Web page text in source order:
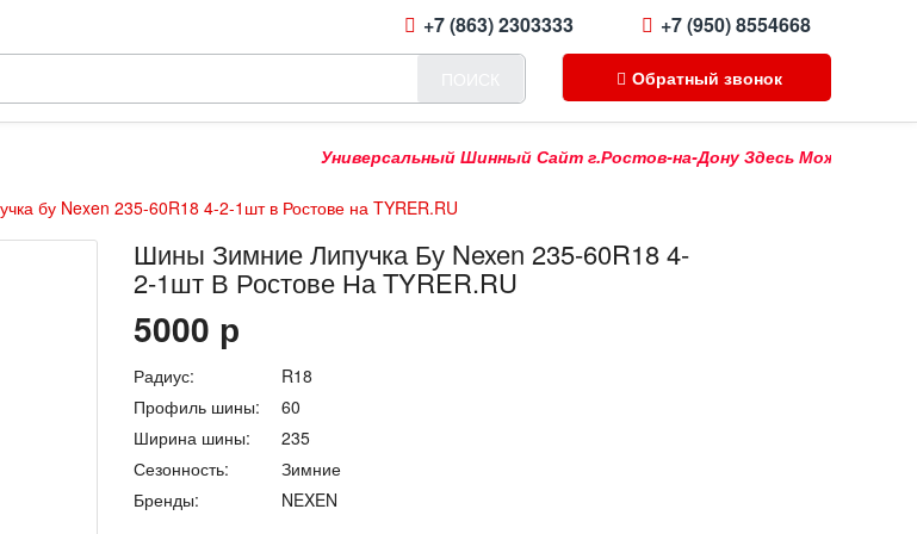
+7 (863) 2303333 +7 (950) 8554668
Обратный звонок
Универсальный Шинный Сайт г.Ростов-на-Дону Здесь Можно Купить
бу Nexen 235-60R18 4-2-1шт в Ростове на TYRER.RU
Шины Зимние Липучка Бу Nexen 235-60R18 4-
2-1шт В Ростове На TYRER.RU
5000 р
Радиус:
R18
Профиль шины:
60
Ширина шины:
235
Сезонность:
Зимние
Бренды:
NEXEN